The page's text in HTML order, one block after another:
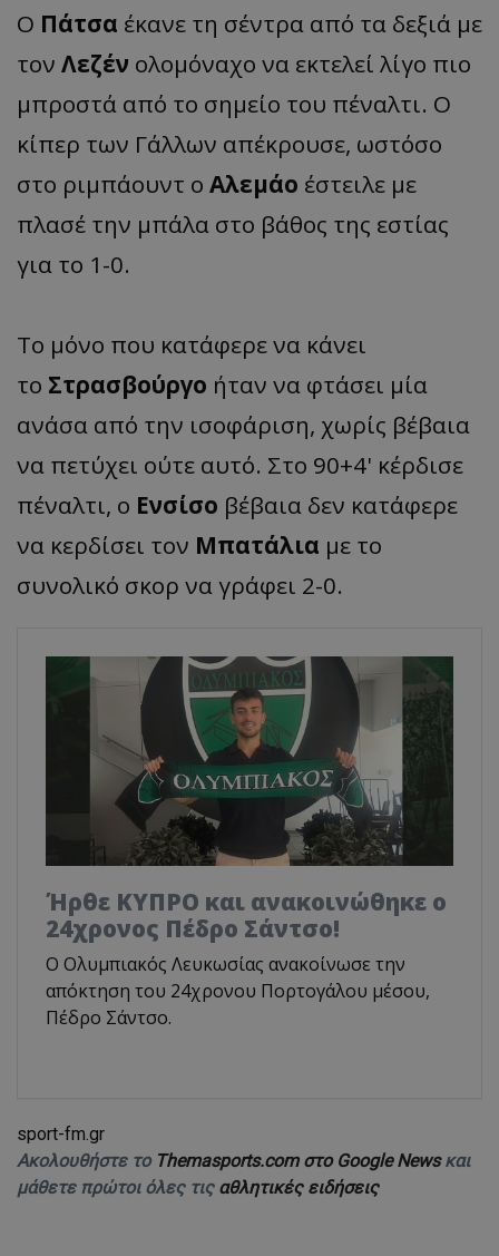
Ο Πάτσα έκανε τη σέντρα από τα δεξιά με
τον Λεζέν ολομόναχο να εκτελεί λίγο πιο
μπροστά από το σημείο του πέναλτι. Ο
κίπερ των Γάλλων απέκρουσε, ωστόσο
στο ριμπάουντ ο Αλεμάο έστειλε με
πλασέ την μπάλα στο βάθος της εστίας
για το 1-0.
Το μόνο που κατάφερε να κάνει
το Στρασβούργο ήταν να φτάσει μία
ανάσα από την ισοφάριση, χωρίς βέβαια
να πετύχει ούτε αυτό. Στο 90+4' κέρδισε
πέναλτι, ο Ενσίσο βέβαια δεν κατάφερε
να κερδίσει τον Μπατάλια με το
συνολικό σκορ να γράφει 2-0.
Ήρθε ΚΥΠΡΟ και ανακοινώθηκε ο
24χρονος Πέδρο Σάντσο!
Ο Ολυμπιακός Λευκωσίας ανακοίνωσε την
απόκτηση του 24χρονου Πορτογάλου μέσου,
Πέδρο Σάντσο.
sport-fm.gr
Ακολουθήστε το Themasports.com στο Google Newsκαι
μάθετε πρώτοι όλες τις αθλητικές ειδήσεις